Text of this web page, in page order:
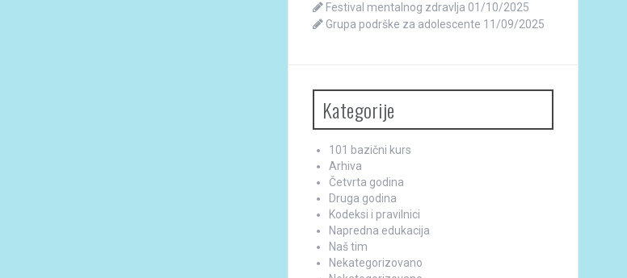
Festival mentalnog zdravlja 01/10/2025
Grupa podrške za adolescente 11/09/2025
Kategorije
101 bazični kurs
Arhiva
Četvrta godina
Druga godina
Kodeksi i pravilnici
Napredna edukacija
Naš tim
Nekategorizovano